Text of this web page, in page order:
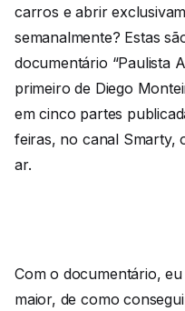
carros e abrir
semanalmente? Estas
documentário “Paulista
primeiro de Diego
em cinco partes
feiras, no canal Smarty,
ar.
Com o documentário,
maior, de como